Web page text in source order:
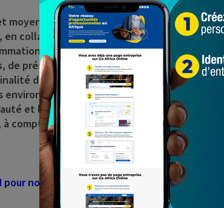
entreprises et de la promotion de
collaboration avec la Chambre des Métiers
locale et susciter l’innovation et la
présenter leurs produits à l’occasion des
des produits.
sont ainsi invitées à se mobiliser
et les richesses artistiques dont regorgent
compter de ce vendredi 9 août.
pour nous suivre 24h/24, en cliquant ici